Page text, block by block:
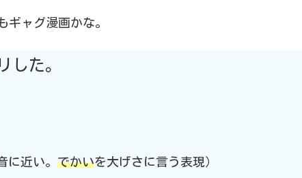
ギャグ漫画かな。
した。
に近い。 でかいを大げさに言う表現）